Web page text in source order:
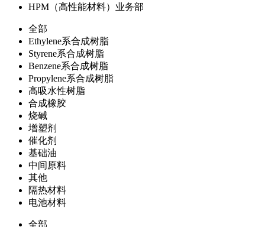
HPM（高性能材料）业务部
全部
Ethylene系合成树脂
Styrene系合成树脂
Benzene系合成树脂
Propylene系合成树脂
高吸水性树脂
合成橡胶
烧碱
增塑剂
催化剂
基础油
中间原料
其他
隔热材料
电池材料
全部